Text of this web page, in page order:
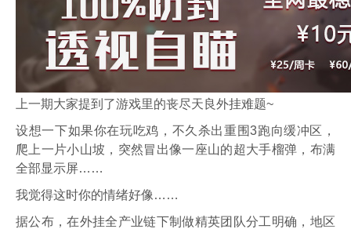
上一期大家提到了游戏里的丧尽天良外挂难题~
设想一下如果你在玩吃鸡，不久杀出重围3跑向缓冲区，
爬上一片小山坡，突然冒出像一座山的超大手榴弹，布满
全部显示屏……
我觉得这时你的情绪好像……
据公布，在外挂全产业链下制做精英团队分工明确，地区